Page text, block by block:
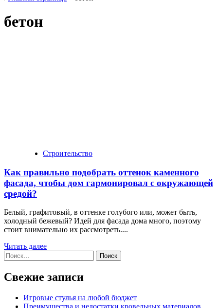
бетон
Строительство
Как правильно подобрать оттенок каменного
фасада, чтобы дом гармонировал с окружающей
средой?
Белый, графитовый, в оттенке голубого или, может быть,
холодный бежевый? Идей для фасада дома много, поэтому
стоит внимательно их рассмотреть....
Читать далее
Найти:
Свежие записи
Игровые стулья на любой бюджет